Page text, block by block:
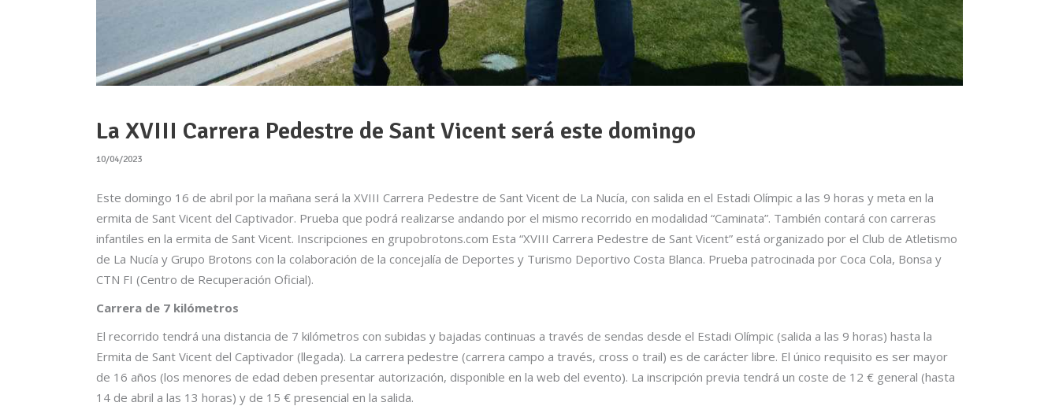
La XVIII Carrera Pedestre de Sant Vicent será este domingo
10/04/2023
Este domingo 16 de abril por la mañana será la XVIII Carrera Pedestre de Sant Vicent de La Nucía, con salida en el Estadi Olímpic a las 9 horas y meta en la
ermita de Sant Vicent del Captivador. Prueba que podrá realizarse andando por el mismo recorrido en modalidad “Caminata”. También contará con carreras
infantiles en la ermita de Sant Vicent. Inscripciones en grupobrotons.com Esta “XVIII Carrera Pedestre de Sant Vicent” está organizado por el Club de Atletismo
de La Nucía y Grupo Brotons con la colaboración de la concejalía de Deportes y Turismo Deportivo Costa Blanca. Prueba patrocinada por Coca Cola, Bonsa y
CTN FI (Centro de Recuperación Oficial).
Carrera de 7 kilómetros
El recorrido tendrá una distancia de 7 kilómetros con subidas y bajadas continuas a través de sendas desde el Estadi Olímpic (salida a las 9 horas) hasta la
Ermita de Sant Vicent del Captivador (llegada). La carrera pedestre (carrera campo a través, cross o trail) es de carácter libre. El único requisito es ser mayor
de 16 años (los menores de edad deben presentar autorización, disponible en la web del evento). La inscripción previa tendrá un coste de 12 € general (hasta
14 de abril a las 13 horas) y de 15 € presencial en la salida.